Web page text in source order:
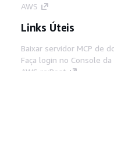
AWS
Links Úteis
Baixar servidor MCP de
Faça login no Console da
AWS re:Post